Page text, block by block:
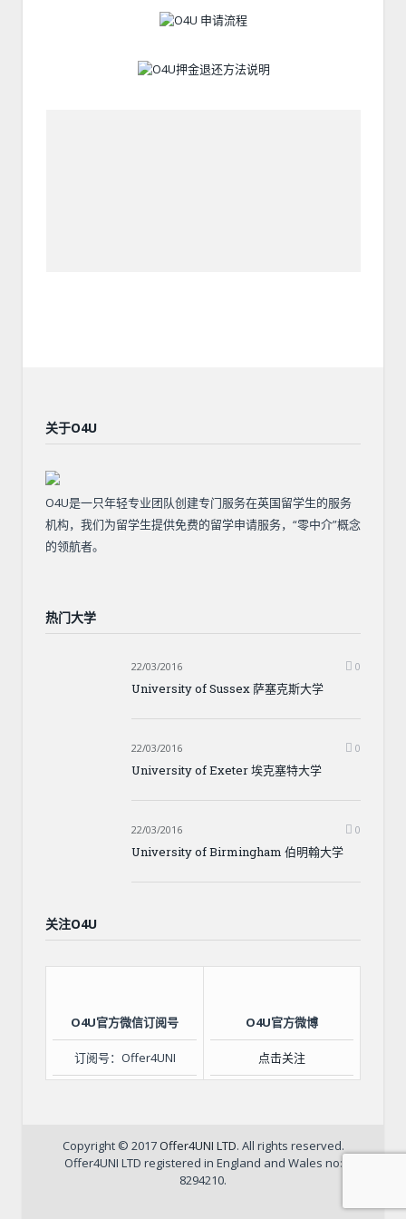
关于O4U
O4U是一只年轻专业团队创建专门服务在英国留学生的服务
机构，我们为留学生提供免费的留学申请服务，“零中介”概念
的领航者。
热门大学
22/03/2016 0
University of Sussex 萨塞克斯大学
22/03/2016 0
University of Exeter 埃克塞特大学
22/03/2016 0
University of Birmingham 伯明翰大学
关注O4U
O4U官方微信订阅号
订阅号：Offer4UNI
O4U官方微博
点击关注
Copyright © 2017Offer4UNI LTD. All rights reserved.
Offer4UNI LTD registered in England and Wales no:
8294210.